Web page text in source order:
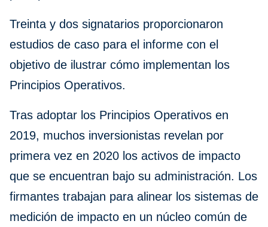
Treinta y dos signatarios proporcionaron
estudios de caso para el informe con el
objetivo de ilustrar cómo implementan los
Principios Operativos.
Tras adoptar los Principios Operativos en
2019, muchos inversionistas revelan por
primera vez en 2020 los activos de impacto
que se encuentran bajo su administración. Los
firmantes trabajan para alinear los sistemas de
medición de impacto en un núcleo común de